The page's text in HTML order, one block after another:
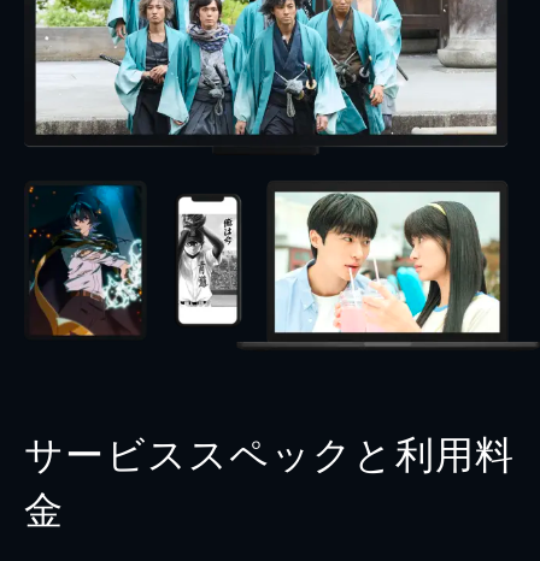
サービススペックと利用料
金